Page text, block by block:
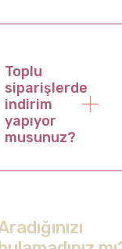
Toplu
siparişlerde
indirim
yapıyor
musunuz?